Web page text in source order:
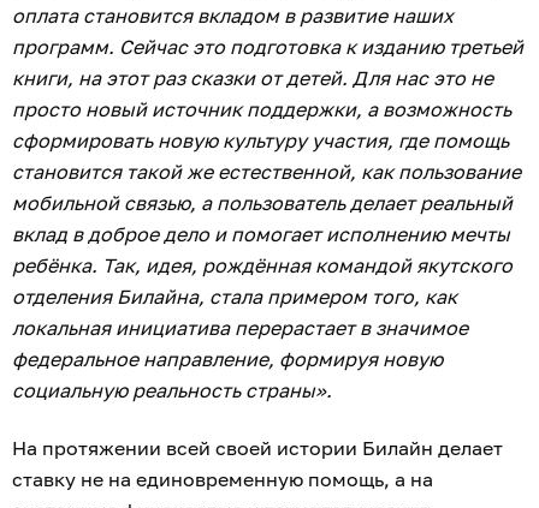
оплата становится вкладом в развитие наших
программ. Сейчас это подготовка к изданию третьей
книги, на этот раз сказки от детей. Для нас это не
просто новый источник поддержки, а возможность
сформировать новую культуру участия, где помощь
становится такой же естественной, как пользование
мобильной связью, а пользователь делает реальный
вклад в доброе дело и помогает исполнению мечты
ребёнка. Так, идея, рождённая командой якутского
отделения Билайна, стала примером того, как
локальная инициатива перерастает в значимое
федеральное направление, формируя новую
социальную реальность страны».
На протяжении всей своей истории Билайн делает
ставку не на единовременную помощь, а на